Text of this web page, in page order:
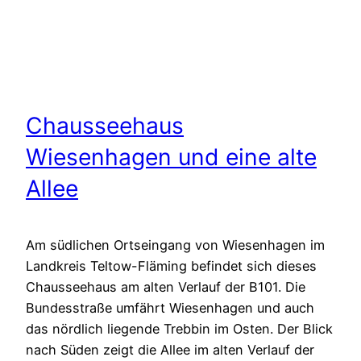
Chausseehaus
Wiesenhagen und eine alte
Allee
Am südlichen Ortseingang von Wiesenhagen im
Landkreis Teltow-Fläming befindet sich dieses
Chausseehaus am alten Verlauf der B101. Die
Bundesstraße umfährt Wiesenhagen und auch
das nördlich liegende Trebbin im Osten. Der Blick
nach Süden zeigt die Allee im alten Verlauf der